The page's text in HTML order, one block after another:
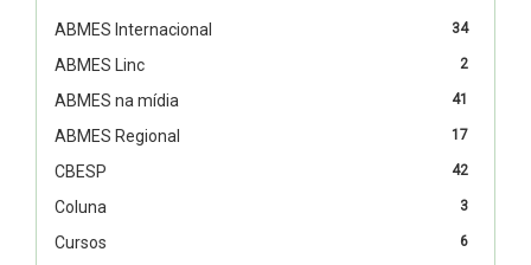
34
ABMES Internacional
2
ABMES Linc
41
ABMES na mídia
17
ABMES Regional
42
CBESP
3
Coluna
6
Cursos